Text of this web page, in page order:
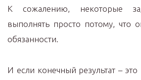
К сожалению, некоторые
выполнять просто потому, что
обязанности.
И если конечный результат – это